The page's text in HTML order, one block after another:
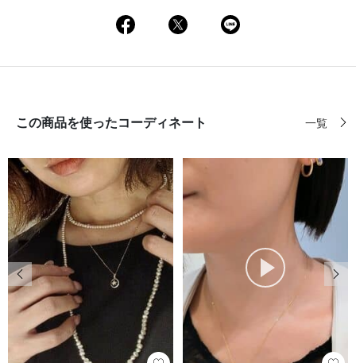
この商品を使ったコーディネート 一覧
前の画像 次